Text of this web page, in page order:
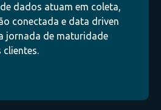
dados atuam em coleta,
conectada e data driven
jornada de maturidade